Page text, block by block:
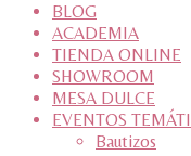
BLOG
ACADEMIA
TIENDA ONLINE
SHOWROOM
MESA DULCE
EVENTOS
Bautizos